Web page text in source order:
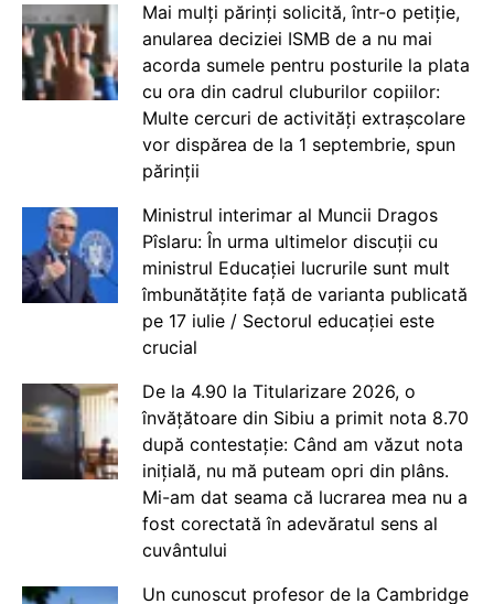
Mai mulți părinți solicită, într-o petiție,
anularea deciziei ISMB de a nu mai
acorda sumele pentru posturile la plata
cu ora din cadrul cluburilor copiilor:
Multe cercuri de activități extrașcolare
vor dispărea de la 1 septembrie, spun
părinții
Ministrul interimar al Muncii Dragos
Pîslaru: În urma ultimelor discuții cu
ministrul Educației lucrurile sunt mult
îmbunătățite față de varianta publicată
pe 17 iulie / Sectorul educației este
crucial
De la 4.90 la Titularizare 2026, o
învățătoare din Sibiu a primit nota 8.70
după contestație: Când am văzut nota
inițială, nu mă puteam opri din plâns.
Mi-am dat seama că lucrarea mea nu a
fost corectată în adevăratul sens al
cuvântului
Un cunoscut profesor de la Cambridge